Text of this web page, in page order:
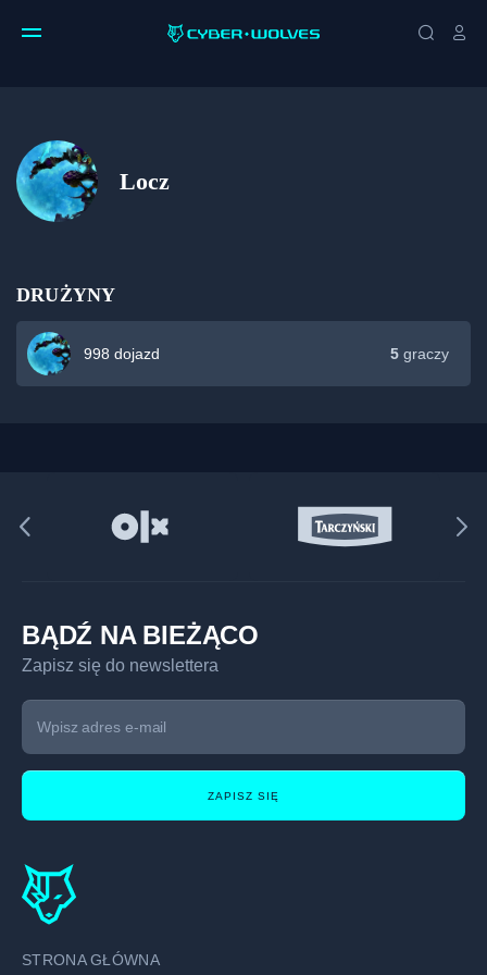
Locz
DRUŻYNY
998 dojazd 5 graczy
STRONA GŁÓWNA
BĄDŹ NA BIEŻĄCO
Zapisz się do newslettera
ZAPISZ SIĘ